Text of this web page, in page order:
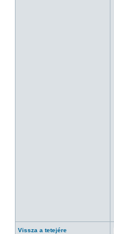
Vissza a tetejére